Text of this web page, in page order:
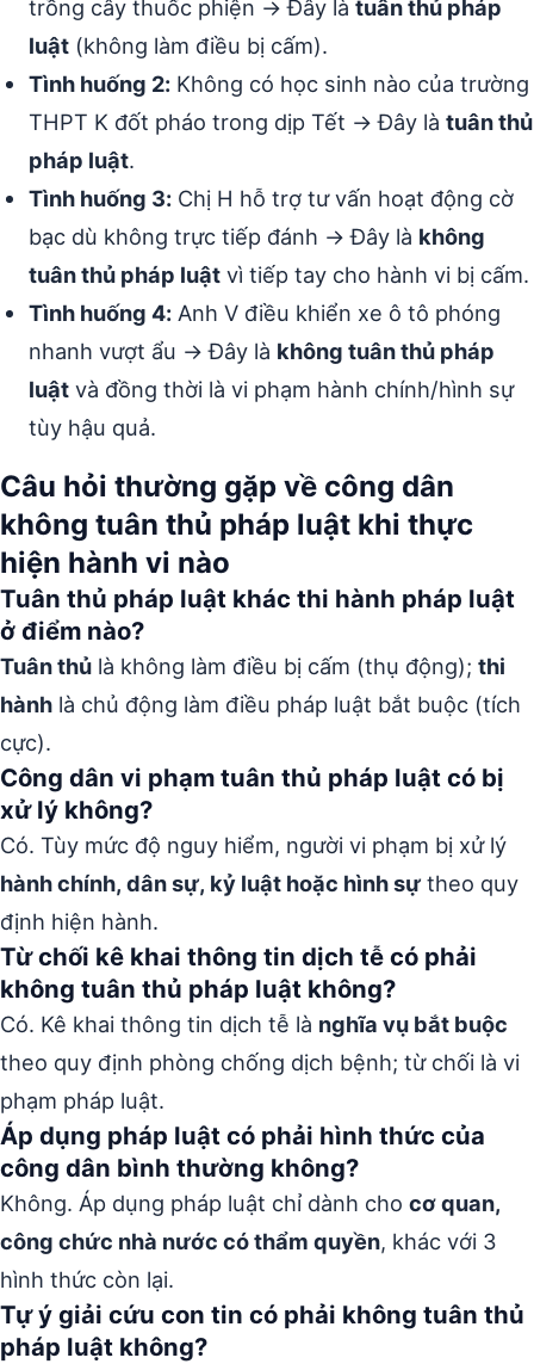
trồng cây thuốc phiện → Đây là tuân thủ pháp
luật (không làm điều bị cấm).
Tình huống 2: Không có học sinh nào của trường
THPT K đốt pháo trong dịp Tết → Đây là tuân thủ
pháp luật.
Tình huống 3: Chị H hỗ trợ tư vấn hoạt động cờ
bạc dù không trực tiếp đánh → Đây là không
tuân thủ pháp luật vì tiếp tay cho hành vi bị cấm.
Tình huống 4: Anh V điều khiển xe ô tô phóng
nhanh vượt ẩu → Đây là không tuân thủ pháp
luật và đồng thời là vi phạm hành chính/hình sự
tùy hậu quả.
Câu hỏi thường gặp về công dân
không tuân thủ pháp luật khi thực
hiện hành vi nào
Tuân thủ pháp luật khác thi hành pháp luật
ở điểm nào?
Tuân thủ là không làm điều bị cấm (thụ động); thi
hành là chủ động làm điều pháp luật bắt buộc (tích
cực).
Công dân vi phạm tuân thủ pháp luật có bị
xử lý không?
Có. Tùy mức độ nguy hiểm, người vi phạm bị xử lý
hành chính, dân sự, kỷ luật hoặc hình sự theo quy
định hiện hành.
Từ chối kê khai thông tin dịch tễ có phải
không tuân thủ pháp luật không?
Có. Kê khai thông tin dịch tễ là nghĩa vụ bắt buộc
theo quy định phòng chống dịch bệnh; từ chối là vi
phạm pháp luật.
Áp dụng pháp luật có phải hình thức của
công dân bình thường không?
Không. Áp dụng pháp luật chỉ dành cho cơ quan,
công chức nhà nước có thẩm quyền, khác với 3
hình thức còn lại.
Tự ý giải cứu con tin có phải không tuân thủ
pháp luật không?